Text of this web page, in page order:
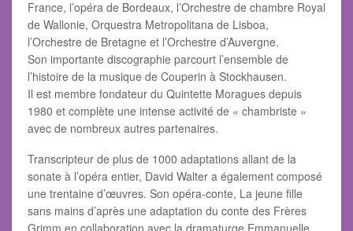
France, l’opéra de Bordeaux, l’Orchestre de chambre Royal
de Wallonie, Orquestra Metropolitana de Lisboa,
l’Orchestre de Bretagne et l’Orchestre d’Auvergne.
Son importante discographie parcourt l’ensemble de
l’histoire de la musique de Couperin à Stockhausen.
Il est membre fondateur du Quintette Moragues depuis
1980 et complète une intense activité de « chambriste »
avec de nombreux autres partenaires.
Transcripteur de plus de 1000 adaptations allant de la
sonate à l’opéra entier, David Walter a également composé
une trentaine d’œuvres. Son opéra-conte, La jeune fille
sans mains d’après une adaptation du conte des Frères